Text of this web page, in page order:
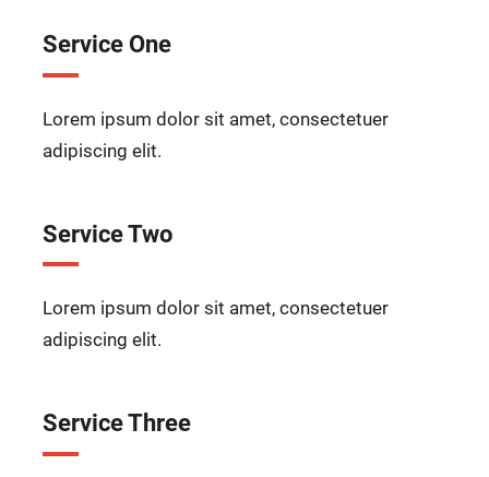
Service One
Lorem ipsum dolor sit amet, consectetuer
adipiscing elit.
Service Two
Lorem ipsum dolor sit amet, consectetuer
adipiscing elit.
Service Three